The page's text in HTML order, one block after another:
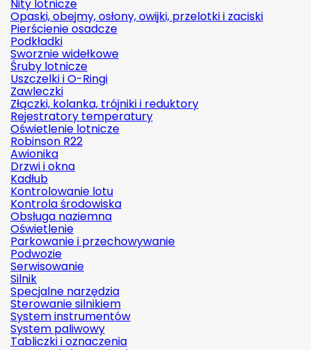
Nity lotnicze
Opaski, obejmy, osłony, owijki, przelotki i zaciski
Pierścienie osadcze
Podkładki
Sworznie widełkowe
Śruby lotnicze
Uszczelki i O-Ringi
Zawleczki
Złączki, kolanka, trójniki i reduktory
Rejestratory temperatury
Oświetlenie lotnicze
Robinson R22
Awionika
Drzwi i okna
Kadłub
Kontrolowanie lotu
Kontrola środowiska
Obsługa naziemna
Oświetlenie
Parkowanie i przechowywanie
Podwozie
Serwisowanie
Silnik
Specjalne narzędzia
Sterowanie silnikiem
System instrumentów
System paliwowy
Tabliczki i oznaczenia